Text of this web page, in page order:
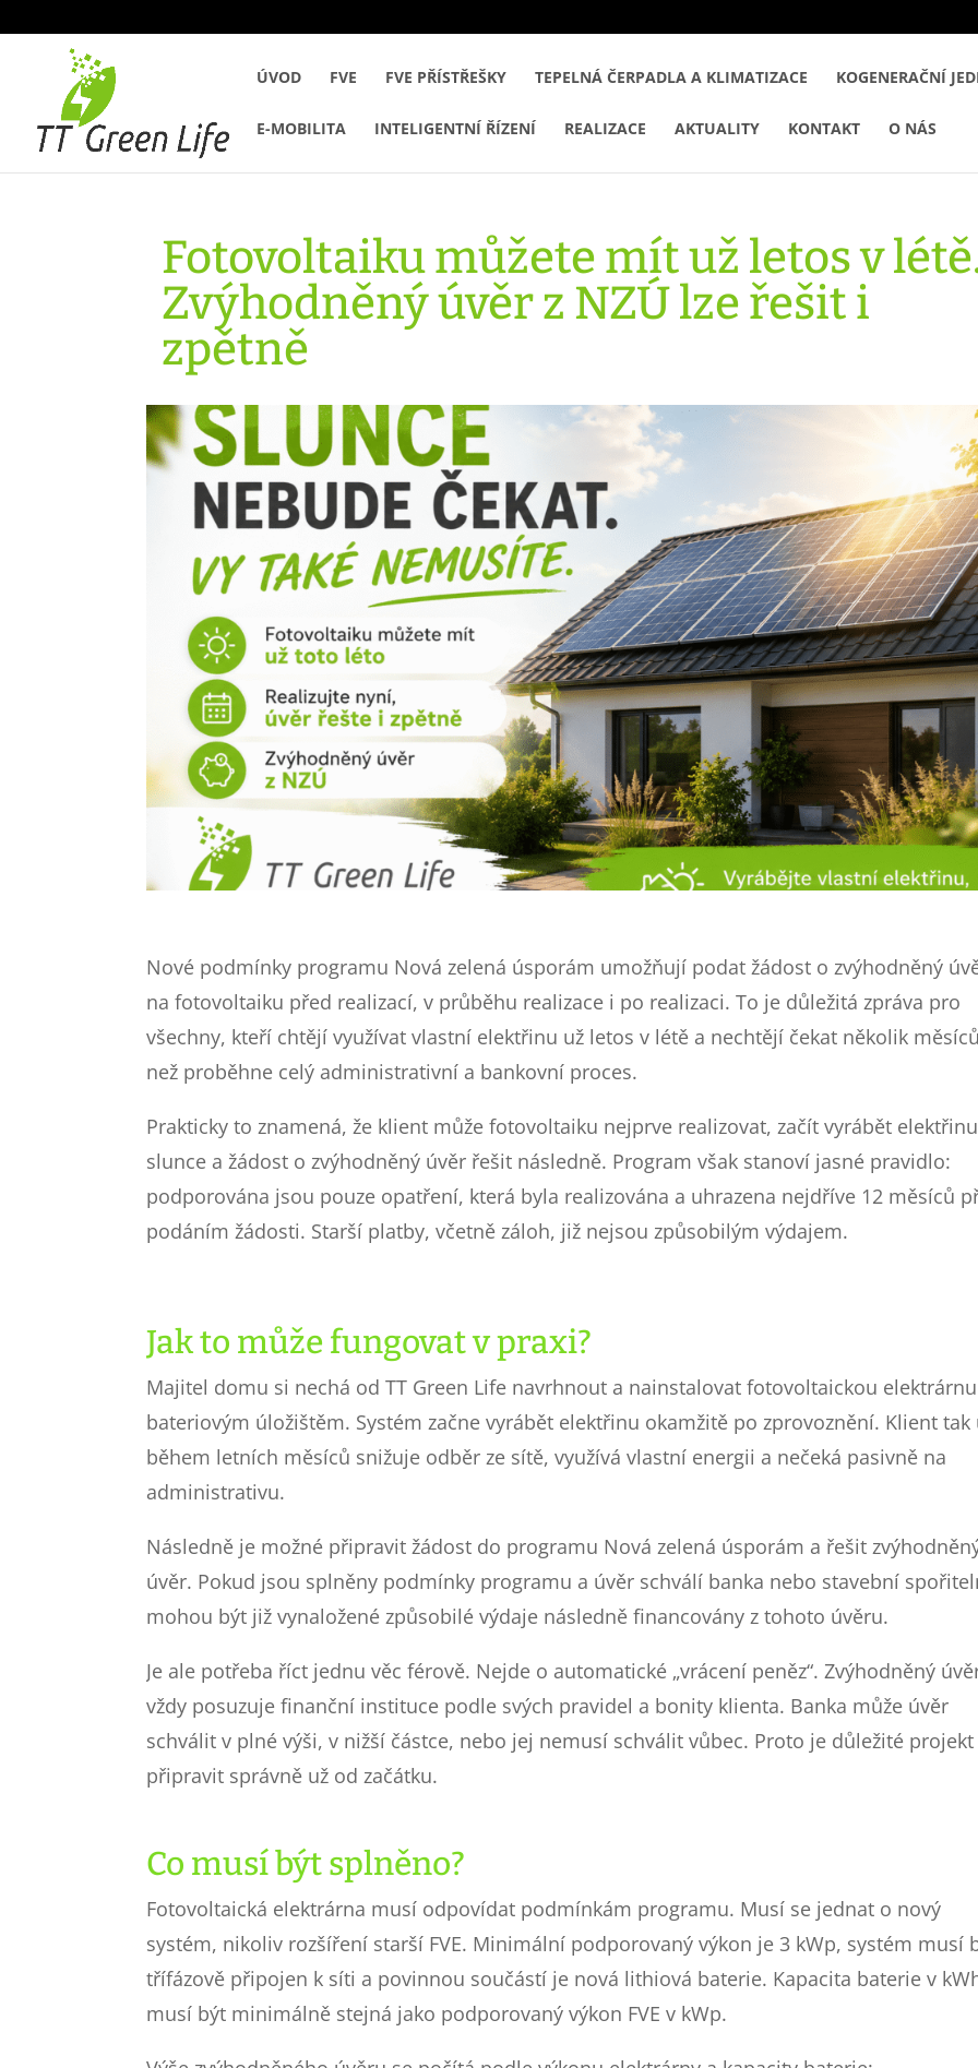
ÚVOD FVE FVE PŘÍSTŘEŠKY TEPELNÁ ČERPADLA A KLIMATIZACE KOGENERAČNÍ
E-MOBILITA INTELIGENTNÍ ŘÍZENÍ REALIZACE AKTUALITY KONTAKT O NÁS
Fotovoltaiku můžete mít už letos v
Zvýhodněný úvěr z NZÚ lze řešit i
zpětně
Nové podmínky programu Nová zelená úsporám umožňují podat žádost o zvýhodněný
na fotovoltaiku před realizací, v průběhu realizace i po realizaci. To je důležitá zpráva pro
všechny, kteří chtějí využívat vlastní elektřinu už letos v létě a nechtějí čekat několik
než proběhne celý administrativní a bankovní proces.
Prakticky to znamená, že klient může fotovoltaiku nejprve realizovat, začít vyrábět
slunce a žádost o zvýhodněný úvěr řešit následně. Program však stanoví jasné pravidlo:
podporována jsou pouze opatření, která byla realizována a uhrazena nejdříve 12 měsíců
podáním žádosti. Starší platby, včetně záloh, již nejsou způsobilým výdajem.
Jak to může fungovat v praxi?
Majitel domu si nechá od TT Green Life navrhnout a nainstalovat fotovoltaickou
bateriovým úložištěm. Systém začne vyrábět elektřinu okamžitě po zprovoznění. Klient tak
během letních měsíců snižuje odběr ze sítě, využívá vlastní energii a nečeká pasivně na
administrativu.
Následně je možné připravit žádost do programu Nová zelená úsporám a řešit
úvěr. Pokud jsou splněny podmínky programu a úvěr schválí banka nebo stavební
mohou být již vynaložené způsobilé výdaje následně financovány z tohoto úvěru.
Je ale potřeba říct jednu věc férově. Nejde o automatické „vrácení peněz“. Zvýhodněný
vždy posuzuje finanční instituce podle svých pravidel a bonity klienta. Banka může úvěr
schválit v plné výši, v nižší částce, nebo jej nemusí schválit vůbec. Proto je důležité projekt
připravit správně už od začátku.
Co musí být splněno?
Fotovoltaická elektrárna musí odpovídat podmínkám programu. Musí se jednat o nový
systém, nikoliv rozšíření starší FVE. Minimální podporovaný výkon je 3 kWp, systém musí
třífázově připojen k síti a povinnou součástí je nová lithiová baterie. Kapacita baterie v
musí být minimálně stejná jako podporovaný výkon FVE v kWp.